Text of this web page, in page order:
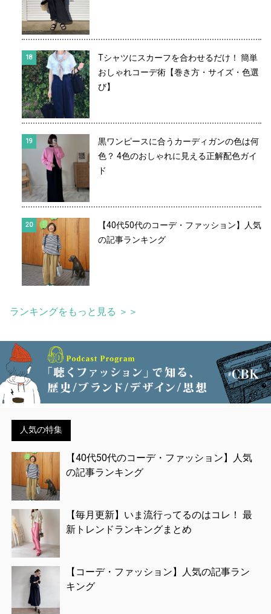
Tシャツにスカーフを合わせるだけ！ 簡単
おしゃれコーデ術【巻き方・サイズ・色選
び】
黒ワンピースに合うカーディガンの色は何
色？ 4色のおしゃれに見える正解配色ガイ
ド
【40代50代のコーデ・ファッション】人気
の記事ランキング
ランキングをもっと見る ＞＞
人気の特集
【40代50代のコーデ・ファッション】人気
の記事ランキング
【毎月更新】いま流行ってるのはコレ！ 最
新トレンドランキングまとめ
【コーデ・ファッション】人気の記事ラン
キング